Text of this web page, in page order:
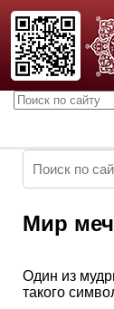
Мир
Один из
такого